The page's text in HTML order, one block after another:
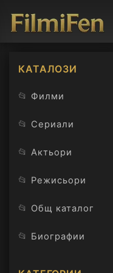
КАТАЛОЗИ
📂 Филми
📂 Сериали
📂 Актьори
📂 Режисьори
📂 Общ каталог
📂 Биографии